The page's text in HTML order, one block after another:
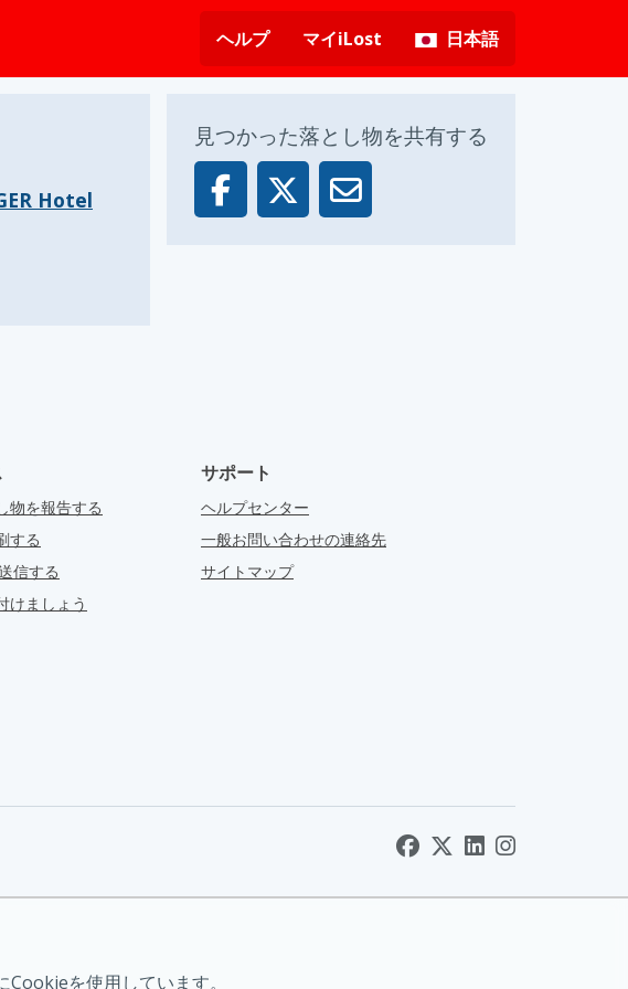
ヘルプ
マイiLost 日本語
Hotel
見つかった落とし物を共有する
物を報告する
する
信する
けましょう
サポート
ヘルプセンター
一般お問い合わせの連絡先
サイトマップ
を使用しています。